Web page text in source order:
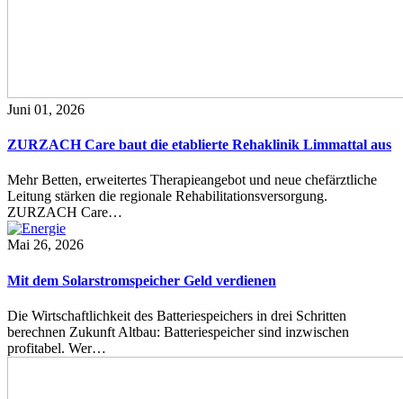
Juni 01, 2026
ZURZACH Care baut die etablierte Rehaklinik Limmattal aus
Mehr Betten, erweitertes Therapieangebot und neue chefärztliche
Leitung stärken die regionale Rehabilitationsversorgung.
ZURZACH Care…
Mai 26, 2026
Mit dem Solarstromspeicher Geld verdienen
Die Wirtschaftlichkeit des Batteriespeichers in drei Schritten
berechnen Zukunft Altbau: Batteriespeicher sind inzwischen
profitabel. Wer…